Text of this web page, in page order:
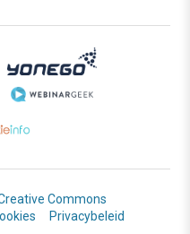
Commons
Privacybeleid